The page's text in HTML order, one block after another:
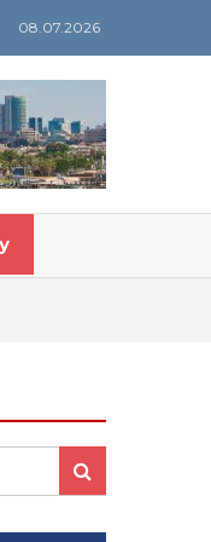
08.07.2026
Search